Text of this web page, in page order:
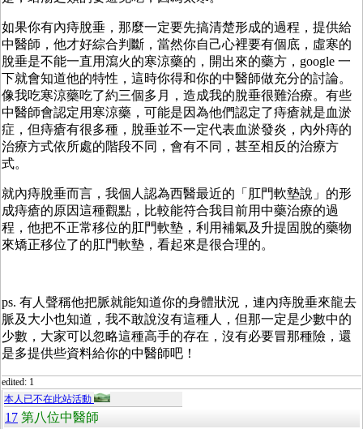
如果你有內痔脫垂，那麼一定要先搞清楚形成的過程，提供給
中醫師，他才好綜合判斷，當然你自己心裡要有個底，虛寒的
脫垂是不能一直用瀉火的寒涼藥的，開出來的藥方，google 一
下就會知道他的特性，這時你得和你的中醫師做充分的討論。
像我吃寒涼藥吃了約三個多月，造成我的脫垂很難治療。有些
中醫師會認定用寒涼藥，可能是因為他們認定了痔瘡就是血淤
症，但痔瘡有很多種，脫垂並不一定代表血淤發炎，內外痔的
治療方式依所處的階段不同，會有不同，甚至相反的治療方
式。
就內痔脫垂而言，我個人認為西醫最近的「肛門軟墊說」的形
成痔瘡的原因這種觀點，比較能符合我目前用中藥治療的過
程，他把不正常移位的肛門軟墊，利用補氣及升提固脫的藥物
來矯正移位了的肛門軟墊，看起來是很合理的。
ps. 有人聲稱他把脈就能知道你的身體狀況，連內痔脫垂來龍去
脈及大小也知道，我不敢說沒有這種人，但那一定是少數中的
少數，大家可以忽略這種高手的存在，沒有必要冒那種險，還
是多提供些資料給你的中醫師吧！
edited: 1
本人已不在此站活動
17 第八位中醫師